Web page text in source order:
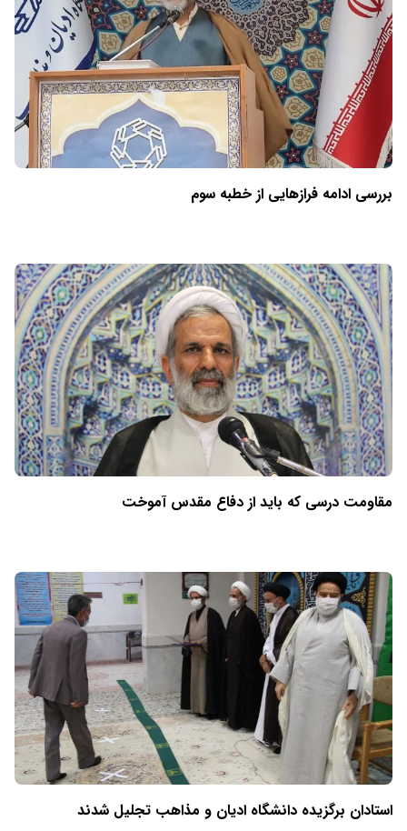
بررسی ادامه فرازهایی از خطبه سوم
مقاومت درسی که باید از دفاع مقدس آموخت
استادان برگزیده دانشگاه ادیان و مذاهب تجلیل شدند